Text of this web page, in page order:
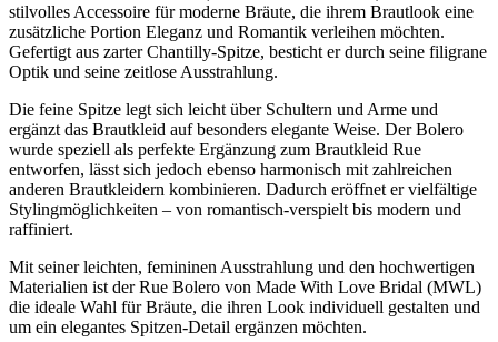
stilvolles Accessoire für moderne Bräute, die ihrem Brautlook eine
zusätzliche Portion Eleganz und Romantik verleihen möchten.
Gefertigt aus zarter Chantilly-Spitze, besticht er durch seine filigrane
Optik und seine zeitlose Ausstrahlung.
Die feine Spitze legt sich leicht über Schultern und Arme und
ergänzt das Brautkleid auf besonders elegante Weise. Der Bolero
wurde speziell als perfekte Ergänzung zum Brautkleid Rue
entworfen, lässt sich jedoch ebenso harmonisch mit zahlreichen
anderen Brautkleidern kombinieren. Dadurch eröffnet er vielfältige
Stylingmöglichkeiten – von romantisch-verspielt bis modern und
raffiniert.
Mit seiner leichten, femininen Ausstrahlung und den hochwertigen
Materialien ist der Rue Bolero von Made With Love Bridal (MWL)
die ideale Wahl für Bräute, die ihren Look individuell gestalten und
um ein elegantes Spitzen-Detail ergänzen möchten.